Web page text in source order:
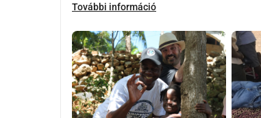
További információ